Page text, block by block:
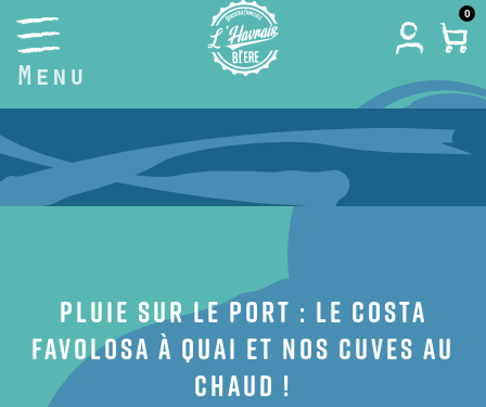
Skip
content
Menu
0
Pluie sur le port : Le Costa
Favolosa à quai et nos cuves au
chaud !